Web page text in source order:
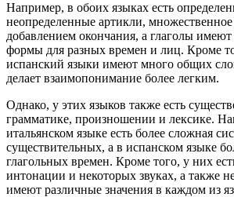
Например, в обоих языках есть
неопределенные артикли, множественное
добавлением окончания, а глаголы
формы для разных времен и лиц. Кроме
испанский языки имеют много общих
делает взаимопонимание более легким.
Однако, у этих языков также есть
грамматике, произношении и лексике.
итальянском языке есть более сложная
существительных, а в испанском языке
глагольных времен. Кроме того, у них
интонации и некоторых звуках, а также
имеют различные значения в каждом из